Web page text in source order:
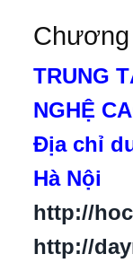
TRUNG
NGHỆ
Địa chỉ
Hà Nội
http://
http://